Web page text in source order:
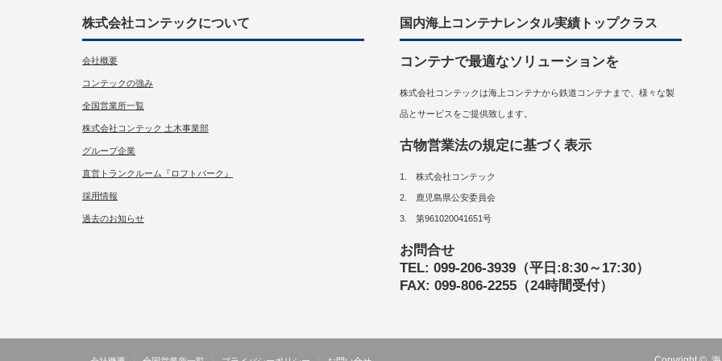
株式会社コンテックについて
会社概要
コンテックの強み
全国営業所一覧
株式会社コンテック 土木事業部
グループ企業
直営トランクルーム『ロフトパーク』
採用情報
過去のお知らせ
国内海上コンテナレンタル実績トップクラス
コンテナで最適なソリューションを
株式会社コンテックは海上コンテナから鉄道コンテナまで、様々な製
品とサービスをご提供致します。
古物営業法の規定に基づく表示
1. 株式会社コンテック
2. 鹿児島県公安委員会
3. 第961020041651号
お問合せ
TEL: 099-206-3939（平日:8:30～17:30）
FAX: 099-806-2255（24時間受付）